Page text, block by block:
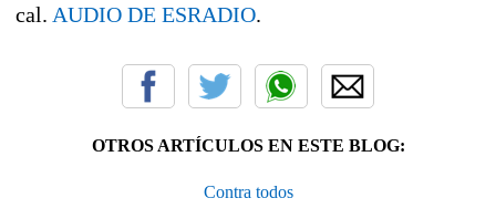
cal. AUDIO DE ESRADIO.
OTROS ARTÍCULOS EN ESTE BLOG:
Contra todos